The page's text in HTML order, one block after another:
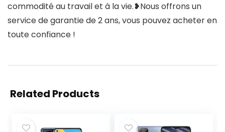
commodité au travail et à la vie.❥Nous offrons un
service de garantie de 2 ans, vous pouvez acheter en
toute confiance !
Related Products